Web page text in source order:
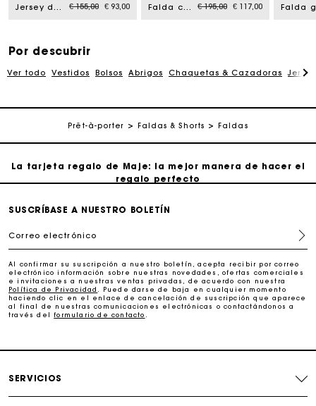
Jersey de canalé cuello polo Price reduced from
€ 155,00to€ 93,00
Falda corta de algodón Price reduced from
€ 195,00to€ 117,00
Por descubrir
Ver todo Vestidos Bolsos Abrigos Chaquetas & Cazadoras
Prêt-à-porter Faldas & Shorts Faldas
Entrega a domicilio ofrecida dentro de 2-3 días
Paga en 3 cuotas sin comisiones
Seguir mi pedido
La tarjeta regalo de Maje: la mejor manera de hacer el
regalo perfecto
Entrega a domicilio ofrecida dentro de 2-3 días
Paga en 3 cuotas sin comisiones
Cambios & Devoluciones gratuitos
SUSCRÍBASE A NUESTRO BOLETÍN
Correo electrónico
Al confirmar su suscripción a nuestro boletín, acepta recibir por correo
electrónico información sobre nuestras novedades, ofertas comerciales
e invitaciones a nuestras ventas privadas, de acuerdo con nuestra
Política de Privacidad
. Puede darse de baja en cualquier momento
haciendo clic en el enlace de cancelación de suscripción que aparece
al final de nuestras comunicaciones electrónicas o contactándonos a
través delformulario de contacto
SERVICIOS